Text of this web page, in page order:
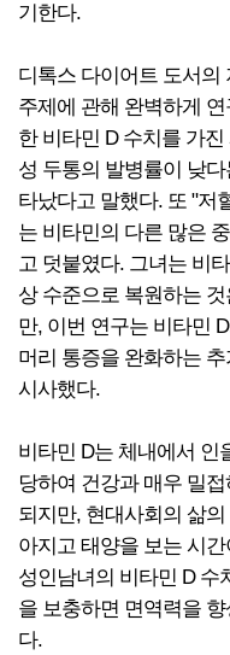
기한다.
디톡스 다이어트 도서의
주제에 관해 완벽하게
한 비타민 D 수치를 가
성 두통의 발병률이 낮
타났다고 말했다. 또 "저
는 비타민의 다른 많은
고 덧붙였다. 그녀는 비
상 수준으로 복원하는
만, 이번 연구는 비타민
머리 통증을 완화하는
시사했다.
비타민 D는 체내에서 인
당하여 건강과 매우 밀
되지만, 현대사회의 삶
아지고 태양을 보는 시
성인남녀의 비타민 D 수
을 보충하면 면역력을
다.